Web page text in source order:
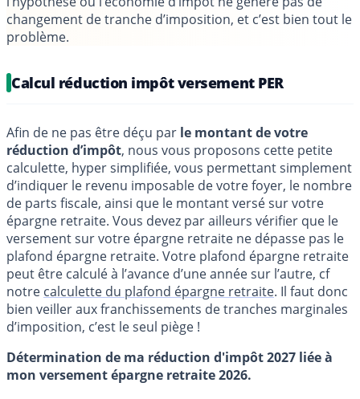
changement de tranche d’imposition, et c’est bien tout le
problème.
Calcul réduction impôt versement PER
Afin de ne pas être déçu par le montant de votre
réduction d’impôt, nous vous proposons cette petite
calculette, hyper simplifiée, vous permettant simplement
d’indiquer le revenu imposable de votre foyer, le nombre
de parts fiscale, ainsi que le montant versé sur votre
épargne retraite. Vous devez par ailleurs vérifier que le
versement sur votre épargne retraite ne dépasse pas le
plafond épargne retraite. Votre plafond épargne retraite
peut être calculé à l’avance d’une année sur l’autre, cf
notre calculette du plafond épargne retraite. Il faut donc
bien veiller aux franchissements de tranches marginales
d’imposition, c’est le seul piège !
Détermination de ma réduction d'impôt 2027 liée à
mon versement épargne retraite 2026.